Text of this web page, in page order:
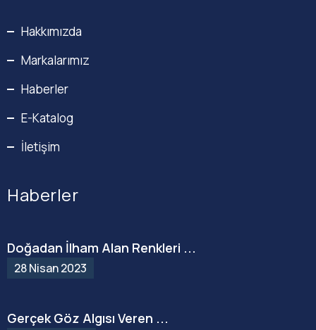
Hakkımızda
Markalarımız
Haberler
E-Katalog
İletişim
Haberler
Doğadan İlham Alan Renkleri ...
28 Nisan 2023
Gerçek Göz Algısı Veren ...